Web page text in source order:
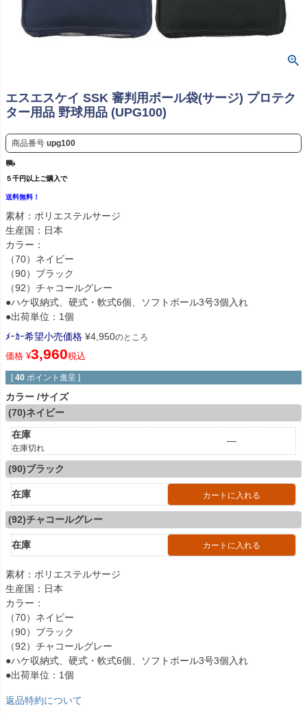
エスエスケイ SSK 審判用ボール袋(サージ) プロテク
ター用品 野球用品 (UPG100)
商品番号 upg100
５千円以上ご購入で
送料無料！
素材：ポリエステルサージ
生産国：日本
カラー：
（70）ネイビー
（90）ブラック
（92）チャコールグレー
●ハケ収納式、硬式・軟式6個、ソフトボール3号3個入れ
●出荷単位：1個
ﾒｰｶｰ希望小売価格 ¥4,950のところ
価格 ¥3,960税込
[ 40 ポイント進呈 ]
カラー サイズ
(70)ネイビー
在庫
在庫切れ
—
(90)ブラック
在庫 カートに入れる
(92)チャコールグレー
在庫 カートに入れる
素材：ポリエステルサージ
生産国：日本
カラー：
（70）ネイビー
（90）ブラック
（92）チャコールグレー
●ハケ収納式、硬式・軟式6個、ソフトボール3号3個入れ
●出荷単位：1個
返品特約について